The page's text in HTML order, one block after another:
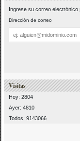
Ingrese su correo
Dirección de correo
Dirección
de
correo
Visitas
Hoy: 2804
Ayer: 4810
Todos: 9143066